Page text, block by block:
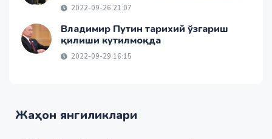
2022-09-26 21:07
Владимир Путин тарихий ўзгариш
қилиши кутилмоқда
2022-09-29 16:15
Жаҳон янгиликлари